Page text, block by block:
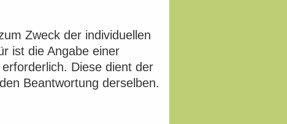
Zweck der individuellen
ist die Angabe einer
Diese dient der
Beantwortung derselben.